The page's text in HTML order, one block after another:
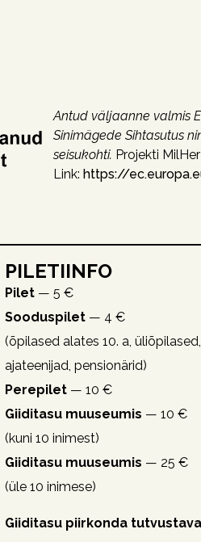
Antud väljaanne valmis
Sinimägede Sihtasutus
seisukohti. Projekti
Link: https://
PILETIINFO
Pilet — 5 €
Sooduspilet — 4 €
(õpilased alates 10. a, üliõpilased,
ajateenijad, pensionärid)
Perepilet — 10 €
Giiditasu muuseumis — 10 €
(kuni 10 inimest)
Giiditasu muuseumis — 25 €
(üle 10 inimese)
Giiditasu piirkonda